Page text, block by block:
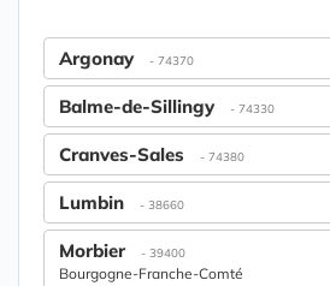
Argonay - 74370
Balme-de-Sillingy - 74330
Cranves-Sales - 74380
Lumbin - 38660
Morbier - 39400
Bourgogne-Franche-Comté